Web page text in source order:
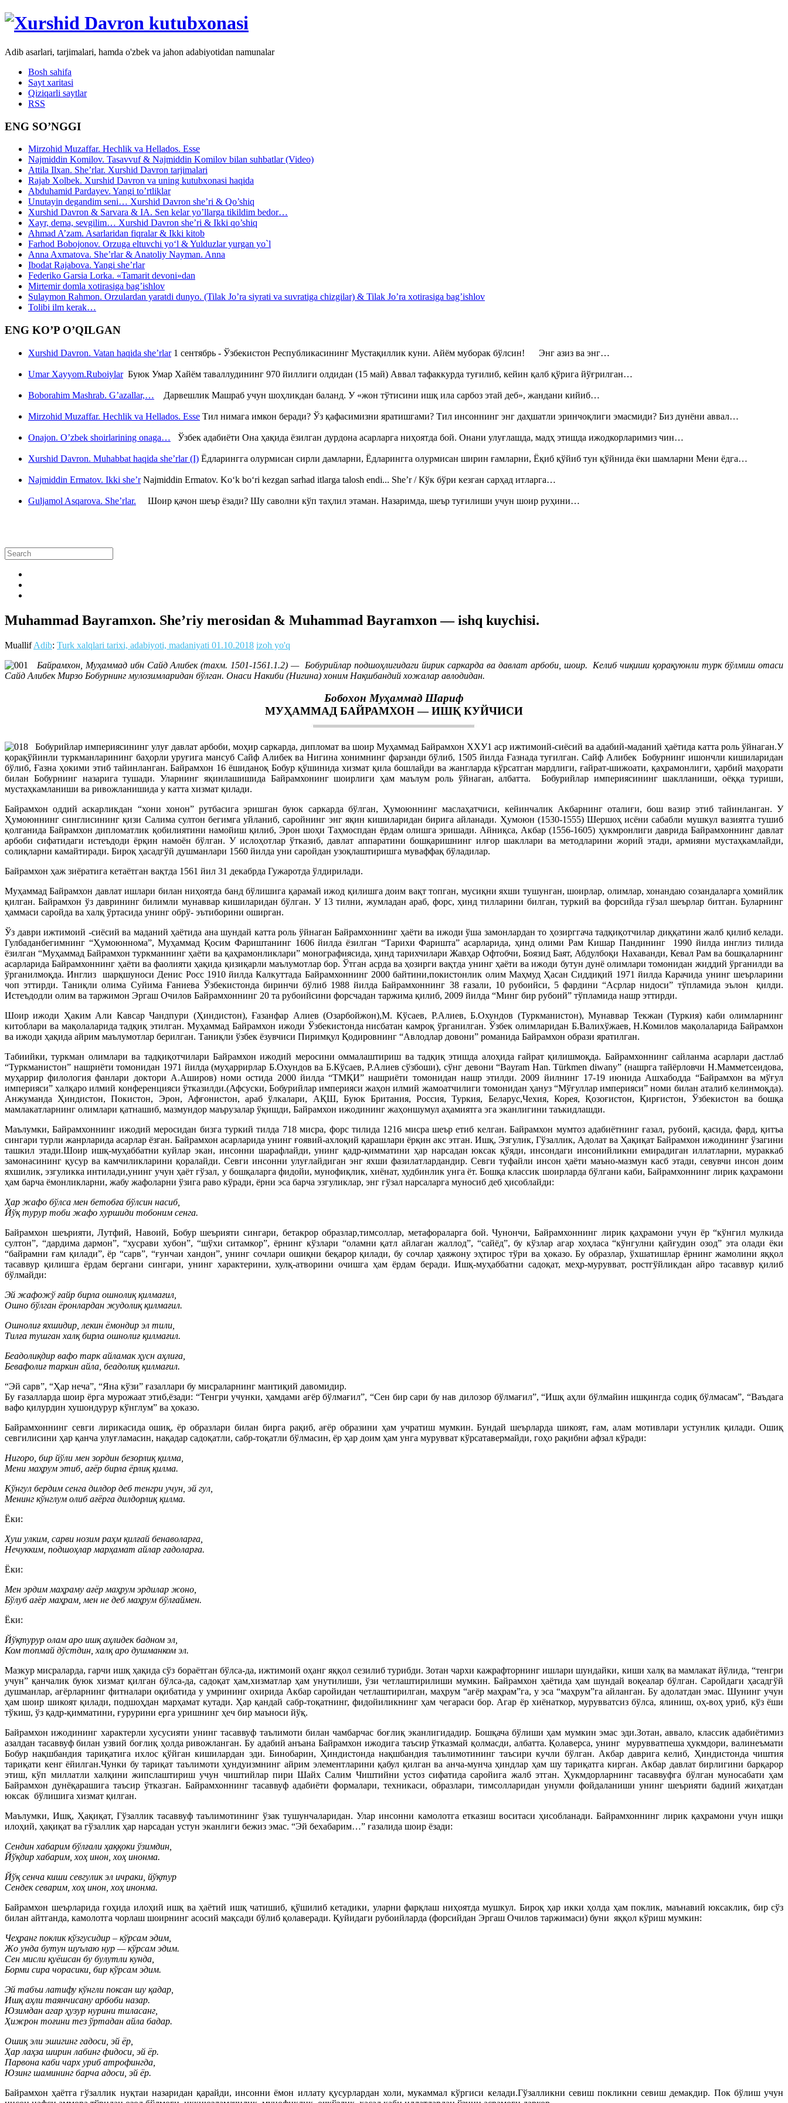
Adib asarlari, tarjimalari, hamda o'zbek va jahon adabiyotidan namunalar
Bosh sahifa
Sayt xaritasi
Qiziqarli saytlar
RSS
ENG SO’NGGI
Mirzohid Muzaffar. Hechlik va Hellados. Esse
Najmiddin Komilov. Tasavvuf & Najmiddin Komilov bilan suhbatlar (Video)
Attila Ilxan. She’rlar. Xurshid Davron tarjimalari
Rajab Xolbek. Xurshid Davron va uning kutubxonasi haqida
Abduhamid Pardayev. Yangi to’rtliklar
Unutayin degandim seni… Xurshid Davron she’ri & Qo’shiq
Xurshid Davron & Sarvara & IA. Sen kelar yo’llarga tikildim bedor…
Xayr, dema, sevgilim… Xurshid Davron she’ri & Ikki qo’shiq
Ahmad A’zam. Asarlaridan fiqralar & Ikki kitob
Farhod Bobojonov. Orzuga eltuvchi yo‘l & Yulduzlar yurgan yo`l
Anna Axmatova. She’rlar & Anatoliy Nayman. Anna
Ibodat Rajabova. Yangi she’rlar
Federiko Garsia Lorka. «Tamarit devoni»dan
Mirtemir domla xotirasiga bag’ishlov
Sulaymon Rahmon. Orzulardan yaratdi dunyo. (Tilak Jo’ra siyrati va suvratiga chizgilar) & Tilak Jo’ra xotirasiga bag’ishlov
Tolibi ilm kerak…
ENG KO’P O’QILGAN
Xurshid Davron. Vatan haqida she’rlar1 сентябрь - Ўзбекистон Республикасининг Мустақиллик куни. Айём муборак бўлсин! Энг азиз ва энг…
Umar Xayyom.RuboiylarБуюк Умар Хайём таваллудининг 970 йиллиги олдидан (15 май) Аввал тафаккурда туғилиб, кейин қалб қўрига йўғрилган…
Boborahim Mashrab. G’azallar,… Дарвешлик Машраб учун шоҳликдан баланд. У «жон тўтисини ишқ ила сарбоз этай деб», жандани кийиб…
Mirzohid Muzaffar. Hechlik va Hellados. Esse Тил нимага имкон беради? Ўз қафасимизни яратишгами? Тил инсоннинг энг даҳшатли эринчоқлиги эмасмиди? Биз дунёни аввал…
Onajon. O’zbek shoirlarining onaga… Ўзбек адабиёти Она ҳақида ёзилган дурдона асарларга ниҳоятда бой. Онани улуғлашда, мадҳ этишда ижодкорларимиз чин…
Xurshid Davron. Muhabbat haqida she’rlar (I) Ёдларингга олурмисан сирли дамларни, Ёдларингга олурмисан ширин ғамларни, Ёқиб қўйиб тун қўйнида ёки шамларни Мени ёдга…
Najmiddin Ermatov. Ikki she’rNajmiddin Ermatov. Ko‘k bo‘ri kezgan sarhad itlarga talosh endi... She’r / Кўк бўри кезган сарҳад итларга…
Guljamol Asqarova. She’rlar. Шоир қачон шеър ёзади? Шу саволни кўп таҳлил этаман. Назаримда, шеър туғилиши учун шоир руҳини…
Muhammad Bayramxon. She’riy merosidan & Muhammad Bayramxon — ishq kuychisi.
MuallifAdib: Turk xalqlari tarixi, adabiyoti, madaniyati 01.10.2018 izoh yo'q
Байрамхон, Муҳаммад ибн Сайд Алибек (тахм. 1501-1561.1.2) — Бобурийлар подшоҳлигидаги йирик саркарда ва давлат арбоби, шоир. Келиб чиқиши қорақуюнли турк бўлмиш отаси
Сайд Алибек Мирзо Бобурнинг мулозимларидан бўлган. Онаси Накиби (Нигина) хоним Нақшбандий хожалар авлодидан.
Бобохон Муҳаммад Шариф
МУҲАММАД БАЙРАМХОН — ИШҚ КУЙЧИСИ
Бобурийлар империясининг улуғ давлат арбоби, моҳир саркарда, дипломат ва шоир Муҳаммад Байрамхон ХХУ1 аср ижтимоий-сиёсий ва адабий-маданий ҳаётида катта роль ўйнаган.У
қорақўйинли туркманларининг баҳорли уруғига мансуб Сайф Алибек ва Нигина хонимнинг фарзанди бўлиб, 1505 йилда Ғазнада туғилган. Сайф Алибек Бобурнинг ишончли кишиларидан
бўлиб, Ғазна ҳокими этиб тайинланган. Байрамхон 16 ёшиданоқ Бобур қўшинида хизмат қила бошлайди ва жангларда кўрсатган мардлиги, ғайрат-шижоати, қаҳрамонлиги, ҳарбий маҳорати
билан Бобурнинг назарига тушади. Уларнинг яқинлашишида Байрамхонинг шоирлиги ҳам маълум роль ўйнаган, албатта. Бобурийлар империясининг шаклланиши, оёққа туриши,
мустаҳкамланиши ва ривожланишида у катта хизмат қилади.
Байрамхон оддий аскарликдан “хони хонон” рутбасига эришган буюк саркарда бўлган, Ҳумоюннинг маслаҳатчиси, кейинчалик Акбарнинг оталиғи, бош вазир этиб тайинланган. У
Ҳумоюннинг синглисининг қизи Салима султон бегимга уйланиб, саройнинг энг яқин кишиларидан бирига айланади. Ҳумоюн (1530-1555) Шершоҳ исёни сабабли мушкул вазиятга тушиб
қолганида Байрамхон дипломатлик қобилиятини намойиш қилиб, Эрон шоҳи Таҳмоспдан ёрдам олишга эришади. Айниқса, Акбар (1556-1605) ҳукмронлиги даврида Байрамхоннинг давлат
арбоби сифатидаги истеъдоди ёрқин намоён бўлган. У ислоҳотлар ўтказиб, давлат аппаратини бошқаришнинг илғор шакллари ва методларини жорий этади, армияни мустаҳкамлайди,
солиқларни камайтиради. Бироқ ҳасадгўй душманлари 1560 йилда уни саройдан узоқлаштиришга муваффақ бўладилар.
Байрамхон ҳаж зиёратига кетаётган вақтда 1561 йил 31 декабрда Гужаротда ўлдирилади.
Муҳаммад Байрамхон давлат ишлари билан ниҳоятда банд бўлишига қарамай ижод қилишга доим вақт топган, мусиқни яхши тушунган, шоирлар, олимлар, хонандаю созандаларга ҳомийлик
қилган. Байрамхон ўз даврининг билимли мунаввар кишиларидан бўлган. У 13 тилни, жумладан араб, форс, ҳинд тилларини билган, туркий ва форсийда гўзал шеърлар битган. Буларнинг
ҳаммаси саройда ва халқ ўртасида унинг обрў- эътиборини оширган.
Ўз даври ижтимоий -сиёсий ва маданий ҳаётида ана шундай катта роль ўйнаган Байрамхоннинг ҳаёти ва ижоди ўша замонлардан то ҳозирггача тадқиқотчилар диққатини жалб қилиб келади.
Гулбаданбегимнинг “Ҳумоюннома”, Муҳаммад Қосим Фариштанинг 1606 йилда ёзилган “Тарихи Фаришта” асарларида, ҳинд олими Рам Кишар Пандининг 1990 йилда инглиз тилида
ёзилган “Муҳаммад Байрамхон туркманнинг ҳаёти ва қаҳрамонликлари” монографиясида, ҳинд тарихчилари Жавҳар Офтобчи, Боязид Баят, Абдулбоқи Нахаванди, Кевал Рам ва бошқаларнинг
асарларида Байрамхоннинг ҳаёти ва фаолияти ҳақида қизиқарли маълумотлар бор. Ўтган асрда ва ҳозирги вақтда унинг ҳаёти ва ижоди бутун дунё олимлари томонидан жиддий ўрганилди ва
ўрганилмоқда. Инглиз шарқшуноси Денис Росс 1910 йилда Калкуттада Байрамхоннинг 2000 байтини,покистонлик олим Маҳмуд Ҳасан Сиддиқий 1971 йилда Карачида унинг шеърларини
чоп эттирди. Таниқли олима Суйима Ғаниева Ўзбекистонда биринчи бўлиб 1988 йилда Байрамхоннинг 38 ғазали, 10 рубоийси, 5 фардини “Асрлар нидоси” тўпламида эълон қилди.
Истеъдодли олим ва таржимон Эргаш Очилов Байрамхоннинг 20 та рубоийсини форсчадан таржима қилиб, 2009 йилда “Минг бир рубоий” тўпламида нашр эттирди.
Шоир ижоди Ҳаким Али Кавсар Чандпури (Ҳиндистон), Ғазанфар Алиев (Озарбойжон),М. Кўсаев, Р.Алиев, Б.Охундов (Туркманистон), Мунаввар Текжан (Туркия) каби олимларнинг
китоблари ва мақолаларида тадқиқ этилган. Муҳаммад Байрамхон ижоди Ўзбекистонда нисбатан камроқ ўрганилган. Ўзбек олимларидан Б.Валихўжаев, Н.Комилов мақолаларида Байрамхон
ва ижоди ҳақида айрим маълумотлар берилган. Таниқли ўзбек ёзувчиси Пиримқул Қодировнинг “Авлодлар довони” романида Байрамхон образи яратилган.
Табиийки, туркман олимлари ва тадқиқотчилари Байрамхон ижодий меросини оммалаштириш ва тадқиқ этишда алоҳида ғайрат қилишмоқда. Байрамхоннинг сайланма асарлари дастлаб
“Туркманистон” нашриёти томонидан 1971 йилда (муҳаррирлар Б.Охундов ва Б.Кўсаев, Р.Алиев сўзбоши), сўнг девони “Bayram Han. Türkmen diwany” (нашрга тайёрловчи Н.Мамметсеидова,
муҳаррир филология фанлари доктори А.Аширов) номи остида 2000 йилда “ТМҚИ” нашриёти томонидан нашр этилди. 2009 йилнинг 17-19 июнида Ашхабодда “Байрамхон ва мўғул
империяси” халқаро илмий конференцияси ўтказилди.(Афсуски, Бобурийлар империяси жаҳон илмий жамоатчилиги томонидан ҳануз “Мўғуллар империяси” номи билан аталиб келинмоқда).
Анжуманда Ҳиндистон, Покистон, Эрон, Афғонистон, араб ўлкалари, АҚШ, Буюк Британия, Россия, Туркия, Беларус,Чехия, Корея, Қозоғистон, Қирғистон, Ўзбекистон ва бошқа
мамлакатларнинг олимлари қатнашиб, мазмундор маърузалар ўқишди, Байрамхон ижодининг жаҳоншумул аҳамиятга эга эканлигини таъкидлашди.
Маълумки, Байрамхоннинг ижодий меросидан бизга туркий тилда 718 мисра, форс тилида 1216 мисра шеър етиб келган. Байрамхон мумтоз адабиётнинг ғазал, рубоий, қасида, фард, қитъа
сингари турли жанрларида асарлар ёзган. Байрамхон асарларида унинг ғоявий-ахлоқий қарашлари ёрқин акс этган. Ишқ, Эзгулик, Гўзаллик, Адолат ва Ҳақиқат Байрамхон ижодининг ўзагини
ташкил этади.Шоир ишқ-муҳаббатни куйлар экан, инсонни шарафлайди, унинг қадр-қимматини ҳар нарсадан юксак қўяди, инсондаги инсонийликни емирадиган иллатларни, мураккаб
замонасининг қусур ва камчиликларини қоралайди. Севги инсонни улуғлайдиган энг яхши фазилатлардандир. Севги туфайли инсон ҳаёти маъно-мазмун касб этади, севувчи инсон доим
яхшилик, эзгуликка интилади,унинг учун ҳаёт гўзал, у бошқаларга фидойи, мунофиқлик, хиёнат, худбинлик унга ёт. Бошқа классик шоирларда бўлгани каби, Байрамхоннинг лирик қаҳрамони
ҳам барча ёмонликларни, жабу жафоларни ўзига раво кўради, ёрни эса барча эзгуликлар, энг гўзал нарсаларга муносиб деб ҳисоблайди:
Ҳар жафо бўлса мен бетобға бўлсин насиб,
Йўқ турур тоби жафо хуршиди тобоним сенга.
Байрамхон шеърияти, Лутфий, Навоий, Бобур шеърияти сингари, бетакрор образлар,тимсоллар, метафораларга бой. Чунончи, Байрамхоннинг лирик қаҳрамони учун ёр “кўнгил мулкида
султон”, “дардима дармон”, “хусрави хубон”, “шўхи ситамкор”, ёрнинг кўзлари “оламни қатл айлаган жаллод”, “сайёд”, бу кўзлар агар хоҳласа “кўнгулни қайғудин озод” эта олади ёки
“байрамни ғам қилади”, ёр “сарв”, “ғунчаи хандон”, унинг сочлари ошиқни беқарор қилади, бу сочлар ҳаяжону эҳтирос тўри ва ҳоказо. Бу образлар, ўхшатишлар ёрнинг жамолини яққол
тасаввур қилишга ёрдам бергани сингари, унинг характерини, хулқ-атворини очишга ҳам ёрдам беради. Ишқ-муҳаббатни садоқат, меҳр-мурувват, ростгўйликдан айро тасаввур қилиб
бўлмайди:
Эй жафожў ғайр бирла ошнолиқ қилмағил,
Ошно бўлган ёронлардан жудолиқ қилмағил.
Ошнолиғ яхшидир, лекин ёмондир эл тили,
Тилға тушган халқ бирла ошнолиғ қилмағил.
Беадолиқдир вафо тарк айламак ҳусн аҳлиға,
Бевафолиғ таркин айла, беадолиқ қилмағил.
“Эй сарв”, “Ҳар неча”, “Яна кўзи” ғазаллари бу мисраларнинг мантиқий давомидир.
Бу ғазалларда шоир ёрга мурожаат этиб,ёзади: “Тенгри учунки, ҳамдами ағёр бўлмағил”, “Cен бир сари бу нав дилозор бўлмағил”, “Ишқ аҳли бўлмайин ишқингда содиқ бўлмасам”, “Ваъдага
вафо қилурдин хушондурур кўнглум” ва ҳоказо.
Байрамхоннинг севги лирикасида ошиқ, ёр образлари билан бирга рақиб, ағёр образини ҳам учратиш мумкин. Бундай шеърларда шикоят, ғам, алам мотивлари устунлик қилади. Ошиқ
севгилисини ҳар қанча улуғламасин, нақадар садоқатли, сабр-тоқатли бўлмасин, ёр ҳар доим ҳам унга мурувват кўрсатавермайди, гоҳо рақибни афзал кўради:
Нигоро, бир йўли мен зордин безорлиқ қилма,
Мени маҳрум этиб, ағёр бирла ёрлиқ қилма.
Кўнгул бердим сенга дилдор деб тенгри учун, эй гул,
Менинг кўнглум олиб ағёрга дилдорлиқ қилма.
Ёки:
Хуш улким, сарви нозим раҳм қилғай бенаволарға,
Нечукким, подшоҳлар марҳамат айлар гадоларға.
Ёки:
Мен эрдим маҳраму ағёр маҳрум эрдилар жоно,
Бўлуб ағёр маҳрам, мен не деб маҳрум бўлғаймен.
Ёки:
Йўқтурур олам аро ишқ аҳлидек бадном эл,
Ком топмай дўстдин, халқ аро душманком эл.
Мазкур мисраларда, гарчи ишқ ҳақида сўз бораётган бўлса-да, ижтимоий оҳанг яққол сезилиб турибди. Зотан чархи кажрафторнинг ишлари шундайки, киши халқ ва мамлакат йўлида, “тенгри
учун” қанчалик буюк хизмат қилган бўлса-да, садоқат ҳам,хизматлар ҳам унутилиши, ўзи четлаштирилиши мумкин. Байрамхон ҳаётида ҳам шундай воқеалар бўлган. Саройдаги ҳасадгўй
душманлар, ағёрларнинг фитналари оқибатида у умрининг охирида Акбар саройидан четлаштирилган, маҳрум “ағёр маҳрам”га, у эса “маҳрум”га айланган. Бу адолатдан эмас. Шунинг учун
ҳам шоир шикоят қилади, подшоҳдан марҳамат кутади. Ҳар қандай сабр-тоқатнинг, фидойиликнинг ҳам чегараси бор. Агар ёр хиёнаткор, мурувватсиз бўлса, ялиниш, оҳ-воҳ уриб, кўз ёши
тўкиш, ўз қадр-қимматини, ғурурини ерга уришнинг ҳеч бир маъноси йўқ.
Байрамхон ижодининг характерли хусусияти унинг тасаввуф таълимоти билан чамбарчас боғлиқ эканлигидадир. Бошқача бўлиши ҳам мумкин эмас эди.Зотан, аввало, классик адабиётимиз
азалдан тасаввуф билан узвий боғлиқ ҳолда ривожланган. Бу адабий анъана Байрамхон ижодига таъсир ўтказмай қолмасди, албатта. Қолаверса, унинг мурувватпеша ҳукмдори, валинеъмати
Бобур нақшбандия тариқатига ихлос қўйган кишилардан эди. Бинобарин, Ҳиндистонда нақшбандия таълимотининг таъсири кучли бўлган. Акбар даврига келиб, Ҳиндистонда чиштия
тариқати кенг ёйилган.Чунки бу тариқат таълимоти ҳундуизмнинг айрим элементларини қабул қилган ва анча-мунча ҳиндлар ҳам шу тариқатга кирган. Акбар давлат бирлигини барқарор
этиш, кўп миллатли халқини жипслаштириш учун чиштийлар пири Шайх Салим Чиштийни устоз сифатида саройига жалб этган. Ҳукмдорларнинг тасаввуфга бўлган муносабати ҳам
Байрамхон дунёқарашига таъсир ўтказган. Байрамхоннинг тасаввуф адабиёти формалари, техникаси, образлари, тимсолларидан унумли фойдаланиши унинг шеърияти бадиий жиҳатдан
юксак бўлишига хизмат қилган.
Маълумки, Ишқ, Ҳақиқат, Гўзаллик тасаввуф таълимотининг ўзак тушунчаларидан. Улар инсонни камолотга етказиш воситаси ҳисобланади. Байрамхоннинг лирик қаҳрамони учун ишқи
илоҳий, ҳақиқат ва гўзаллик ҳар нарсадан устун эканлиги бежиз эмас. “Эй бехабарим…” ғазалида шоир ёзади:
Сендин хабарим бўлғали ҳаққоки ўзимдин,
Йўқдир хабарим, хоҳ инон, хоҳ инонма.
Йўқ сенча киши севгулик эл ичраки, йўқтур
Сендек севарим, хоҳ инон, хоҳ инонма.
Байрамхон шеърларида гоҳида илоҳий ишқ ва ҳаётий ишқ чатишиб, қўшилиб кетадики, уларни фарқлаш ниҳоятда мушкул. Бироқ ҳар икки ҳолда ҳам поклик, маънавий юксаклик, бир сўз
билан айтганда, камолотга чорлаш шоирнинг асосий мақсади бўлиб қолаверади. Қуйидаги рубоийларда (форсийдан Эргаш Очилов таржимаси) буни яққол кўриш мумкин:
Чеҳранг поклик кўзгусидир – кўрсам эдим,
Жо унда бутун шуълаю нур — кўрсам эдим.
Сен мисли қуёшсан бу булутли кунда,
Борми сира чорасики, бир кўрсам эдим.
Эй табъи латифу кўнгли поксан шу қадар,
Ишқ аҳли таянчисану арбоби назар.
Юзимдан агар ҳузур нурини тиласанг,
Ҳижрон тоғини тез ўртадан айла бадар.
Ошиқ эли эшигинг гадоси, эй ёр,
Ҳар лаҳза ширин лабинг фидоси, эй ёр.
Парвона каби чарх уриб атрофингда,
Юзинг шамининг барча адоси, эй ёр.
Байрамхон ҳаётга гўзаллик нуқтаи назаридан қарайди, инсонни ёмон иллату қусурлардан холи, мукаммал кўргиси келади.Гўзалликни севиш покликни севиш демакдир. Пок бўлиш учун